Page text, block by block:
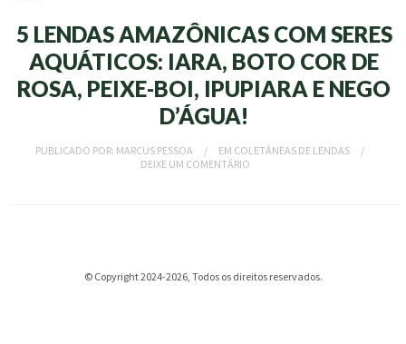
5 LENDAS AMAZÔNICAS COM SERES
AQUÁTICOS: IARA, BOTO COR DE
ROSA, PEIXE-BOI, IPUPIARA E NEGO
D’ÁGUA!
PUBLICADO POR: MARCUS PESSOA EM COLETÂNEAS DE LENDAS
DEIXE UM COMENTÁRIO
© Copyright 2024-2026, Todos os direitos reservados.